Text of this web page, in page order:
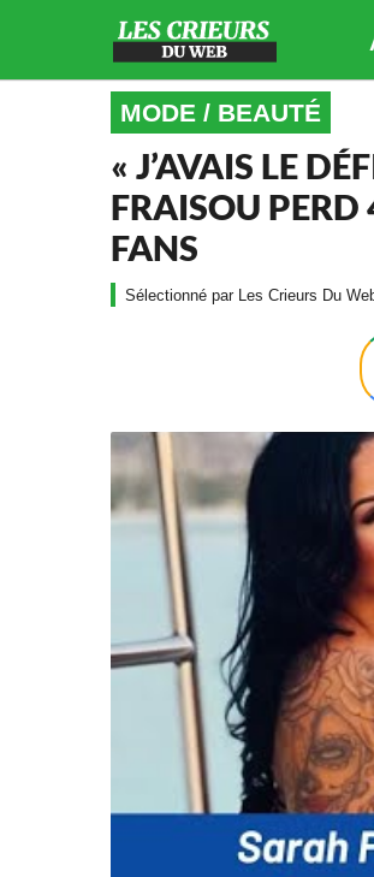
MODE / BEAUTÉ
« J’AVAIS LE
FRAISOU PERD
FANS
Les Crieurs Du